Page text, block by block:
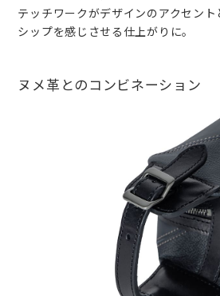
テッチワークがデザインのアクセン
シップを感じさせる仕上がりに。
ヌメ革とのコンビネーション